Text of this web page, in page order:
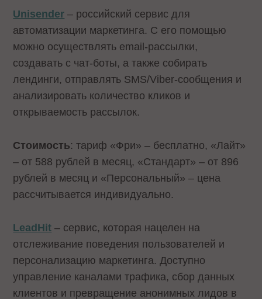
Unisender – российский сервис для
автоматизации маркетинга. С его помощью
можно осуществлять email-рассылки,
создавать с чат-боты, а также собирать
лендинги, отправлять SMS/Viber-сообщения и
анализировать количество кликов и
открываемость рассылок.
Стоимость: тариф «Фри» – бесплатно, «Лайт»
– от 588 рублей в месяц, «Стандарт» – от 896
рублей в месяц и «Персональный» – цена
рассчитывается индивидуально.
LeadHit – сервис, которая нацелен на
отслеживание поведения пользователей и
персонализацию маркетинга. Доступно
управление каналами трафика, сбор данных
клиентов и превращение анонимных лидов в